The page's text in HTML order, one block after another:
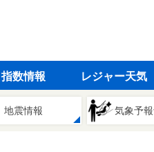
指数情報 レジャー天気
地震情報 気象予